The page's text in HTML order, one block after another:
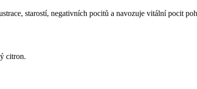
starostí, negativních pocitů a navozuje vitální pocit
citron.